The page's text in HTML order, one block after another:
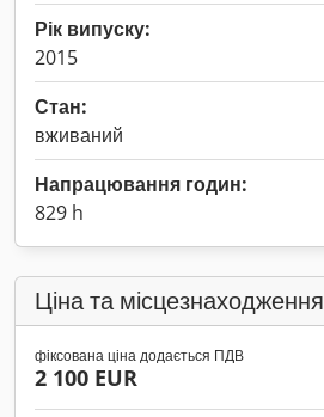
Рік випуску:
2015
Стан:
вживаний
Напрацювання годин:
829 h
Ціна та місцезнаходження
фіксована ціна додається ПДВ
2 100 EUR